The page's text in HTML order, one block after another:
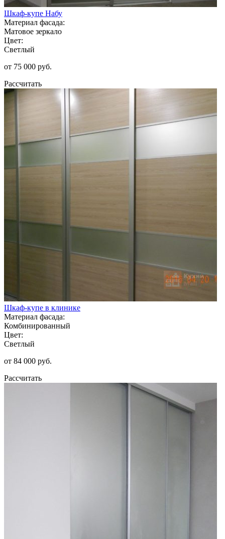
Шкаф-купе Набу
Материал фасада:
Матовое зеркало
Цвет:
Светлый
от 75 000 руб.
Рассчитать
Шкаф-купе в клинике
Материал фасада:
Комбинированный
Цвет:
Светлый
от 84 000 руб.
Рассчитать